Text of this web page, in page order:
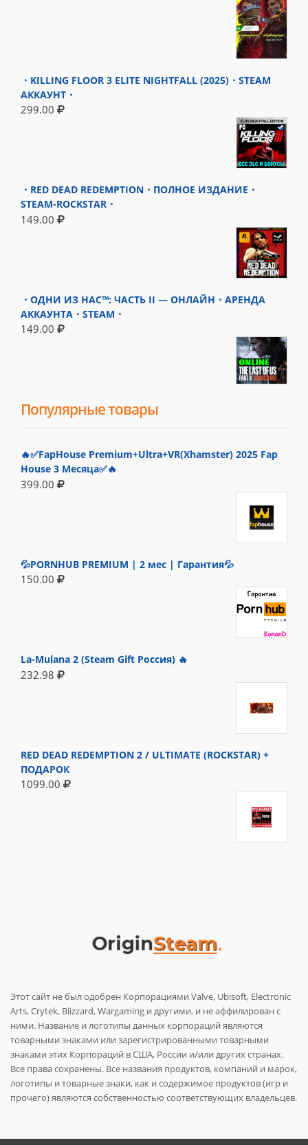
・KILLING FLOOR 3 ELITE NIGHTFALL (2025)・STEAM
АККАУНТ・
299.00
・RED DEAD REDEMPTION・ПОЛНОЕ ИЗДАНИЕ・
STEAM-ROCKSTAR・
149.00
・ОДНИ ИЗ НАС™: ЧАСТЬ II — ОНЛАЙН・АРЕНДА
АККАУНТА・STEAM・
149.00
Популярные товары
🔥✅FapHouse Premium+Ultra+VR(Xhamster) 2025 Fap
House 3 Месяца✅🔥
399.00
💦PORNHUB PREMIUM | 2 мес | Гарантия💦
150.00
La-Mulana 2 (Steam Gift Россия) 🔥
232.98
RED DEAD REDEMPTION 2 / ULTIMATE (ROCKSTAR) +
ПОДАРОК
1099.00
Этот сайт не был одобрен Корпорациями Valve, Ubisoft, Electronic
Arts, Crytek, Blizzard, Wargaming и другими, и не аффилирован с
ними. Название и логотипы данных корпораций являются
товарными знаками или зарегистрированными товарными
знаками этих Корпораций в США, России и/или других странах.
Все права сохранены. Все названия продуктов, компаний и марок,
логотипы и товарные знаки, как и содержимое продуктов (игр и
прочего) являются собственностью соответствующих владельцев.